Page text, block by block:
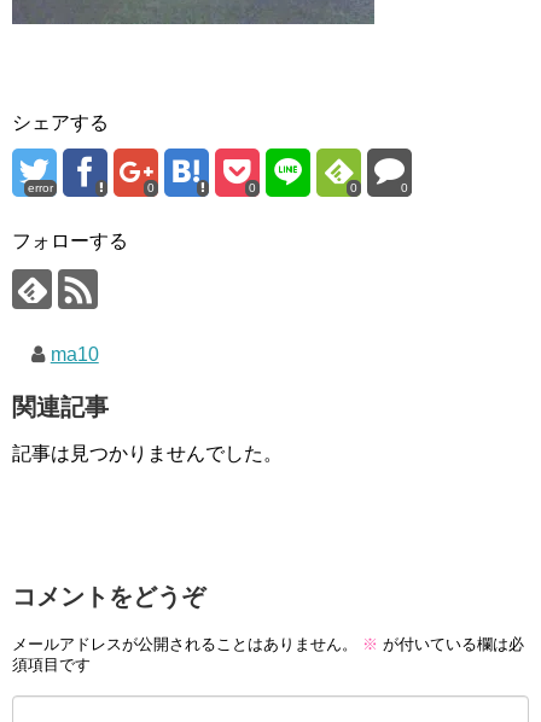
シェアする
error 0 0 0 0
フォローする
ma10
関連記事
記事は見つかりませんでした。
コメントをどうぞ
メールアドレスが公開されることはありません。 ※ が付いている欄は必
須項目です